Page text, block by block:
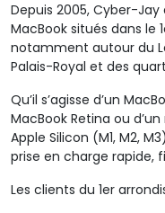
Depuis 2005, Cyber-
MacBook situés dans le
notamment autour du
Palais-Royal et des
Qu’il s’agisse d’un
MacBook Retina ou
Apple Silicon (M1, M2,
prise en charge rapide,
Les clients du 1er